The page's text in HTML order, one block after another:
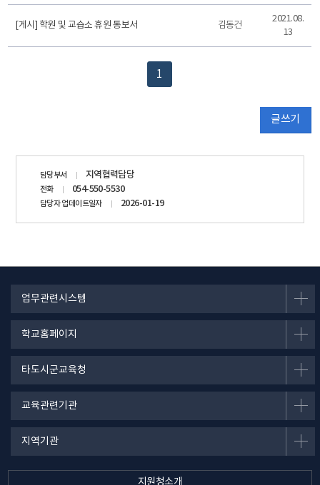
[게시] 학원 및 교습소 휴원 통보서 김동건
2021.08.
13
1
글쓰기
담당부서 지역협력담당
전화 054-550-5530
담당자 업데이트일자 2026-01-19
업무관련시스템
학교홈페이지
타도시군교육청
교육관련기관
지역기관
지원청소개